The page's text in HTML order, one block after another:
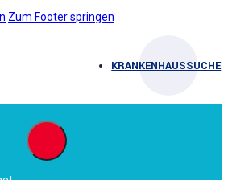
Zum Footer springen
KRANKENHAUSSUCHE